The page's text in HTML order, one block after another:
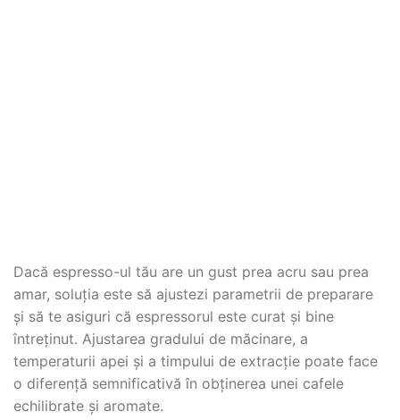
Dacă espresso-ul tău are un gust prea acru sau prea
amar, soluția este să ajustezi parametrii de preparare
și să te asiguri că espressorul este curat și bine
întreținut. Ajustarea gradului de măcinare, a
temperaturii apei și a timpului de extracție poate face
o diferență semnificativă în obținerea unei cafele
echilibrate și aromate.